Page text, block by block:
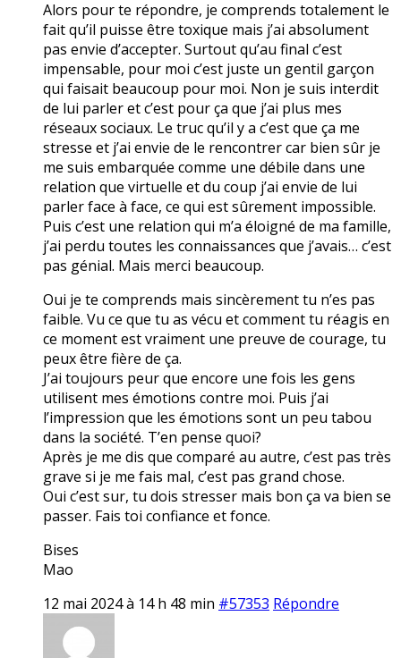
Alors pour te répondre, je comprends totalement le
fait qu’il puisse être toxique mais j’ai absolument
pas envie d’accepter. Surtout qu’au final c’est
impensable, pour moi c’est juste un gentil garçon
qui faisait beaucoup pour moi. Non je suis interdit
de lui parler et c’est pour ça que j’ai plus mes
réseaux sociaux. Le truc qu’il y a c’est que ça me
stresse et j’ai envie de le rencontrer car bien sûr je
me suis embarquée comme une débile dans une
relation que virtuelle et du coup j’ai envie de lui
parler face à face, ce qui est sûrement impossible.
Puis c’est une relation qui m’a éloigné de ma famille,
j’ai perdu toutes les connaissances que j’avais… c’est
pas génial. Mais merci beaucoup.
Oui je te comprends mais sincèrement tu n’es pas
faible. Vu ce que tu as vécu et comment tu réagis en
ce moment est vraiment une preuve de courage, tu
peux être fière de ça.
J’ai toujours peur que encore une fois les gens
utilisent mes émotions contre moi. Puis j’ai
l’impression que les émotions sont un peu tabou
dans la société. T’en pense quoi?
Après je me dis que comparé au autre, c’est pas très
grave si je me fais mal, c’est pas grand chose.
Oui c’est sur, tu dois stresser mais bon ça va bien se
passer. Fais toi confiance et fonce.
Bises
Mao
12 mai 2024 à 14 h 48 min #57353 Répondre